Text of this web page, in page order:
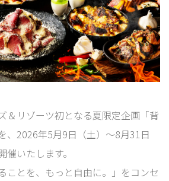
＆リゾーツ初となる夏限定企画「背
、2026年5月9日（土）～8月31日
催いたします。
ことを、もっと自由に。」をコンセ